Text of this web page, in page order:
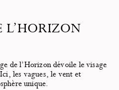
L’HORIZON
de l’Horizon dévoile le visage
les vagues, le vent et
unique.